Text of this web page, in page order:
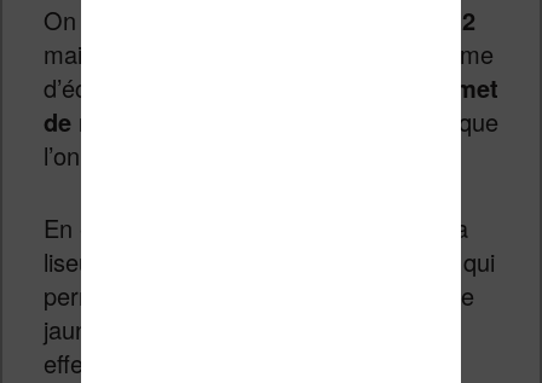
On peut citer
le nouveau stylet Kobo 2
mais c’est surtout la présente du système
d’éclairage
ComfortLight Pro qui permet
de régler la température de couleur
que
l’on retiendra.
En effet, la précédente génération de la
liseuse ne proposait pas cette fonction qui
permet d’éclairer l’écran dans une teinte
jaune/orange qui permet de limiter les
effets de la lumière bleue.